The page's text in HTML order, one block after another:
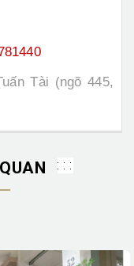
Tài (ngõ 445,